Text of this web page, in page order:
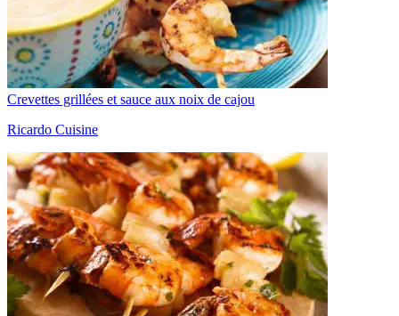
Crevettes grillées et sauce aux noix de cajou
Ricardo Cuisine